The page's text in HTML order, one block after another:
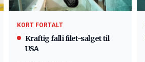
KORT FORTALT
Kraftig fall i filet-salget til
USA